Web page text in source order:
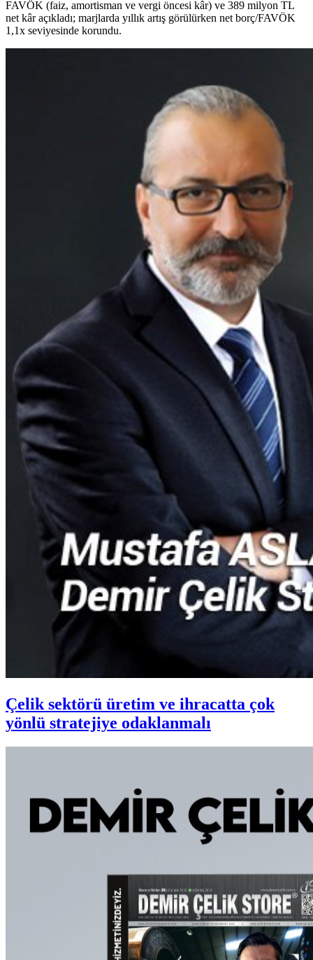
FAVÖK (faiz, amortisman ve vergi öncesi kâr) ve 389 milyon TL
net kâr açıkladı; marjlarda yıllık artış görülürken net borç/FAVÖK
1,1x seviyesinde korundu.
Çelik sektörü üretim ve ihracatta çok
yönlü stratejiye odaklanmalı